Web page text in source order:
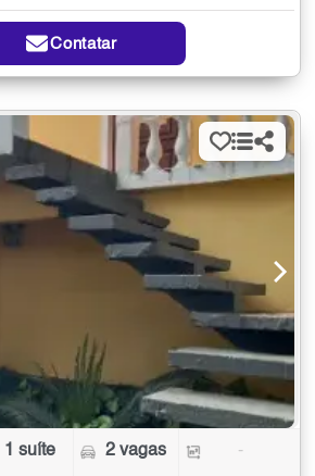
Contatar
1 suíte 2 vagas -